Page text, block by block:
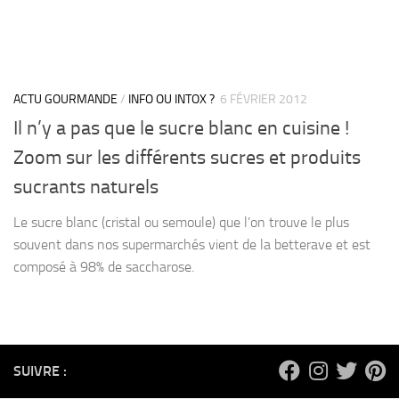
ACTU GOURMANDE / INFO OU INTOX ? 6 FÉVRIER 2012
Il n’y a pas que le sucre blanc en cuisine !
Zoom sur les différents sucres et produits
sucrants naturels
Le sucre blanc (cristal ou semoule) que l’on trouve le plus
souvent dans nos supermarchés vient de la betterave et est
composé à 98% de saccharose.
SUIVRE :